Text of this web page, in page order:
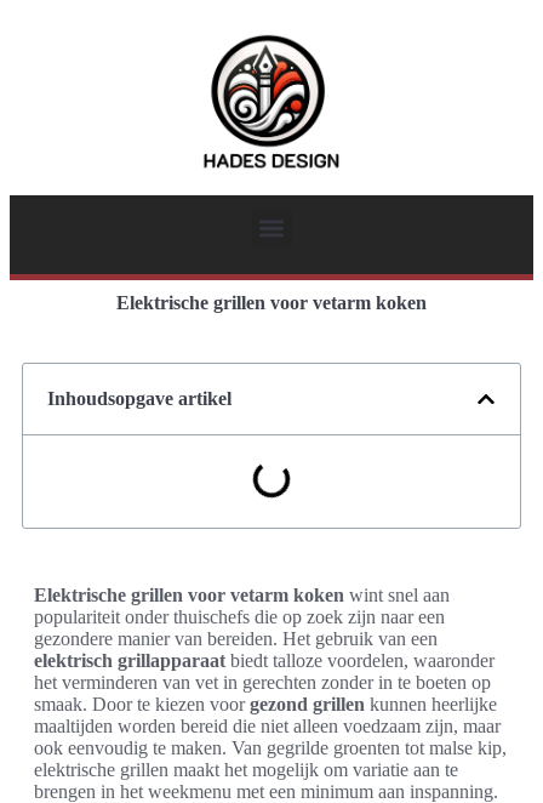
Elektrische grillen voor vetarm koken
Inhoudsopgave artikel
Elektrische grillen voor vetarm koken wint snel aan
populariteit onder thuischefs die op zoek zijn naar een
gezondere manier van bereiden. Het gebruik van een
elektrisch grillapparaat biedt talloze voordelen, waaronder
het verminderen van vet in gerechten zonder in te boeten op
smaak. Door te kiezen voorgezond grillen kunnen heerlijke
maaltijden worden bereid die niet alleen voedzaam zijn, maar
ook eenvoudig te maken. Van gegrilde groenten tot malse kip,
elektrische grillen maakt het mogelijk om variatie aan te
brengen in het weekmenu met een minimum aan inspanning.